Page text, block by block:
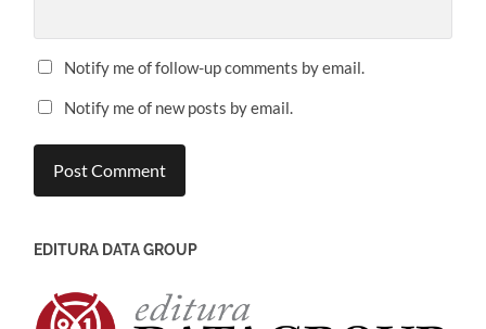
Notify me of follow-up comments by email.
Notify me of new posts by email.
EDITURA DATA GROUP